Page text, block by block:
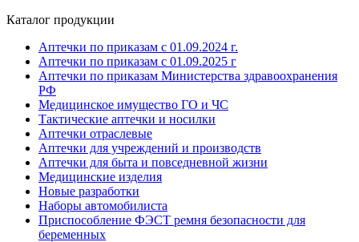
Каталог продукции
Аптечки по приказам с 01.09.2024 г.
Аптечки по приказам с 01.09.2025 г
Аптечки по приказам Министерства здравоохранения
РФ
Медицинское имущество ГО и ЧС
Тактические аптечки и носилки
Аптечки отраслевые
Аптечки для учреждений и производств
Аптечки для быта и повседневной жизни
Медицинские изделия
Новые разработки
Наборы автомобилиста
Приспособление ФЭСТ ремня безопасности для
беременных